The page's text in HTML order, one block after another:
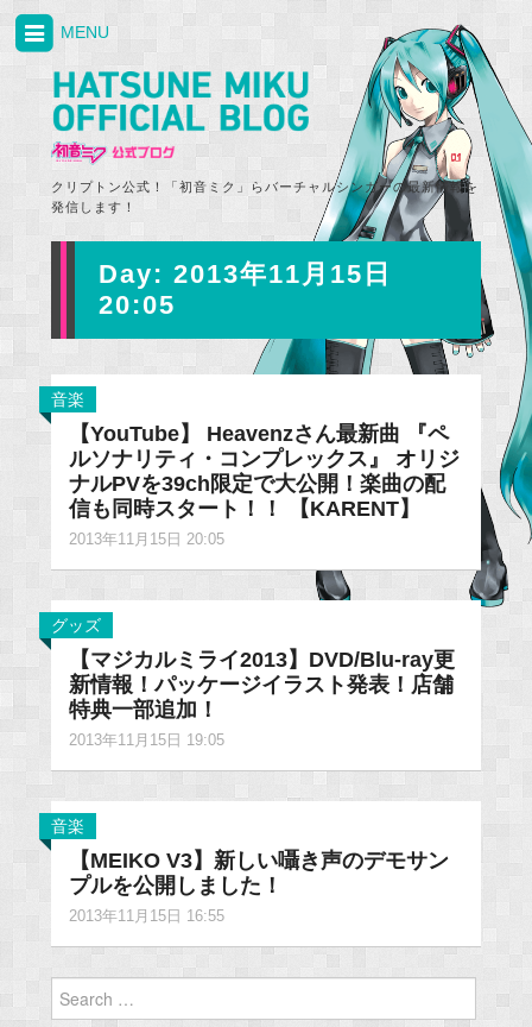
クリプトン公式！「初音ミク」らバーチャルシンガーの最新情報を
発信します！
MENU
Day: 2013年11月15日
20:05
音楽
【YouTube】 Heavenzさん最新曲 『ペ
ルソナリティ・コンプレックス』 オリジ
ナルPVを39ch限定で大公開！楽曲の配
信も同時スタート！！ 【KARENT】
2013年11月15日 20:05
グッズ
【マジカルミライ2013】DVD/Blu-ray更
新情報！パッケージイラスト発表！店舗
特典一部追加！
2013年11月15日 19:05
音楽
【MEIKO V3】新しい囁き声のデモサン
プルを公開しました！
2013年11月15日 16:55
Search
for: